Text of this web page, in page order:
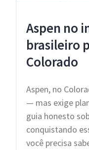
Aspen no
brasileiro
Colorado
Aspen, no
— mas exige
guia honesto
conquistando
você precisa